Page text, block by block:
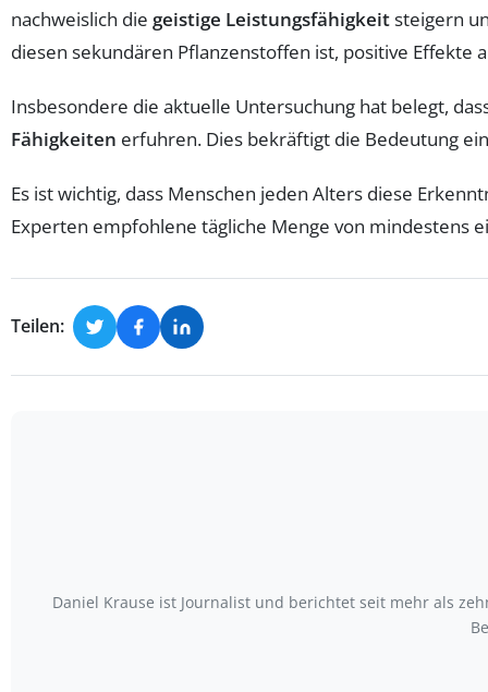
nachweislich die geistige Leistungsfähigkeitsteigern
diesen sekundären Pflanzenstoffen ist, positive Effekte
Insbesondere die aktuelle Untersuchung hat belegt,
Fähigkeiten erfuhren. Dies bekräftigt die Bedeutung
Es ist wichtig, dass Menschen jeden Alters diese
Experten empfohlene tägliche Menge von
Teilen:
Daniel Krause ist Journalist und berichtet seit mehr als